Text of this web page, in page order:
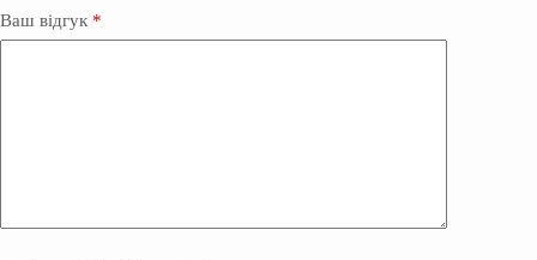
Ваш відгук *